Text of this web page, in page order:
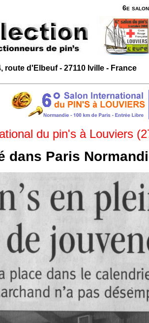
6e
route d'Elbeuf - 27110 Iville - France
du pin's à Louviers
dans Paris